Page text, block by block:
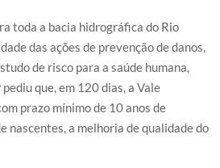
toda a bacia hidrográfica do Rio
das ações de prevenção de danos,
de risco para a saúde humana,
que, em 120 dias, a Vale
prazo mínimo de 10 anos de
nascentes, a melhoria de qualidade do